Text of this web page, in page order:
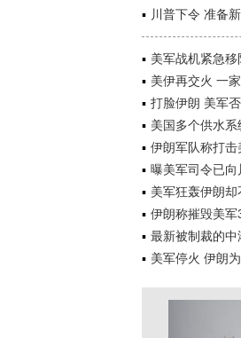
川普下令 准备
美军战机紧急
美伊再交火 一
打脸伊朗 美军
美国多个供水
伊朗军队称打
曝美军司令已
美军狂轰伊朗
伊朗称摧毁美
最新被制裁的
美军停火 伊朗